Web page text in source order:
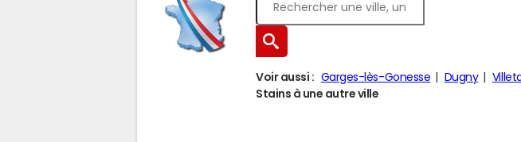
Voir aussi : Garges-lès-Gonesse Dugny
Stains à une autre ville